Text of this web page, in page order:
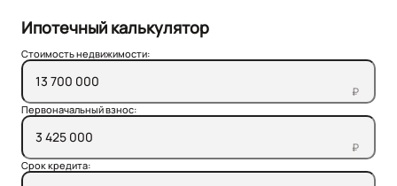
Ипотечный калькулятор
Стоимость недвижимости:
₽
Первоначальный взнос:
₽
Срок кредита: